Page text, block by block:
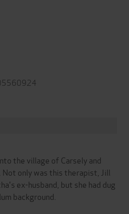
the village of Carsely and
Not only was this therapist, Jill
ex-husband, but she had dug
background.